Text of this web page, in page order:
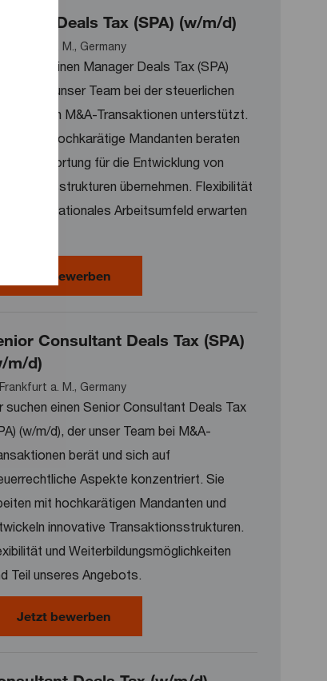
Deals Tax (SPA) (w/m/d)
Frankfurt a. M., Germany
suchen einen Manager Deals Tax (SPA)
m/d), der unser Team bei der steuerlichen
von M&A-Transaktionen unterstützt.
werden hochkarätige Mandanten beraten
Verantwortung für die Entwicklung von
übernehmen. Flexibilität
ein internationales Arbeitsumfeld erwarten
Jetzt bewerbenManager Deals Tax (SPA) (w/m/d)
Consultant Deals Tax (SPA)
m/d)
Frankfurt a. M., Germany
suchen einen Senior Consultant Deals Tax
(w/m/d), der unser Team bei M&A-
berät und sich auf
Aspekte konzentriert. Sie
mit hochkarätigen Mandanten und
innovative Transaktionsstrukturen.
und Weiterbildungsmöglichkeiten
Teil unseres Angebots.
Jetzt bewerbenSenior Consultant Deals Tax (SPA)